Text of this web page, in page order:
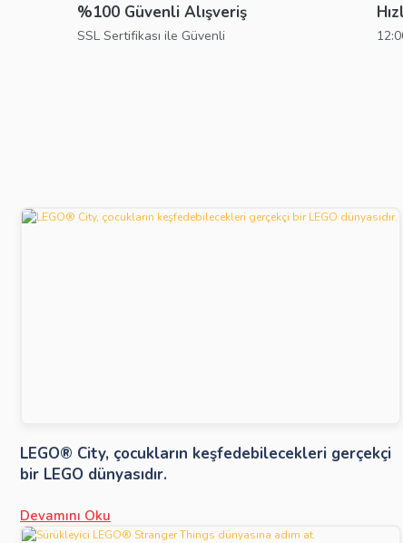
Ürün bilgilerinde hatalar bulunuyor.
%100 Güvenli Alışveriş
SSL Sertifikası ile Güvenli
LEGO® City, çocukların keşfedebilecekleri gerçekçi
bir LEGO dünyasıdır.
Devamını Oku